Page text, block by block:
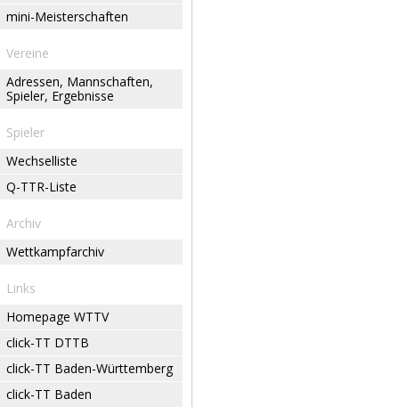
mini-Meisterschaften
Vereine
Adressen, Mannschaften,
Spieler, Ergebnisse
Spieler
Wechselliste
Q-TTR-Liste
Archiv
Wettkampfarchiv
Links
Homepage WTTV
click-TT DTTB
click-TT Baden-Württemberg
click-TT Baden